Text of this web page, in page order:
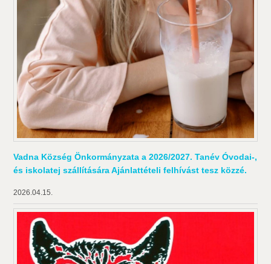
Vadna Község Önkormányzata a 2026/2027. Tanév Óvodai-,
és iskolatej szállítására Ajánlattételi felhívást tesz közzé.
2026.04.15.